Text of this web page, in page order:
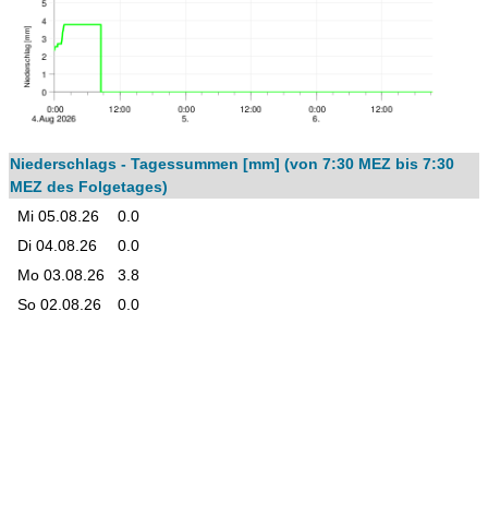
Niederschlags - Tagessummen [mm] (von 7:30 MEZ bis 7:30
MEZ des Folgetages)
Mi 05.08.26
0.0
Di 04.08.26
0.0
Mo 03.08.26
3.8
So 02.08.26
0.0